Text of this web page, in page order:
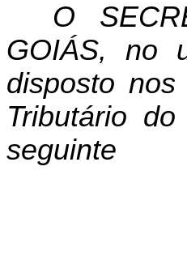
O
GOIÁS, no
disposto
Tributário
seguinte